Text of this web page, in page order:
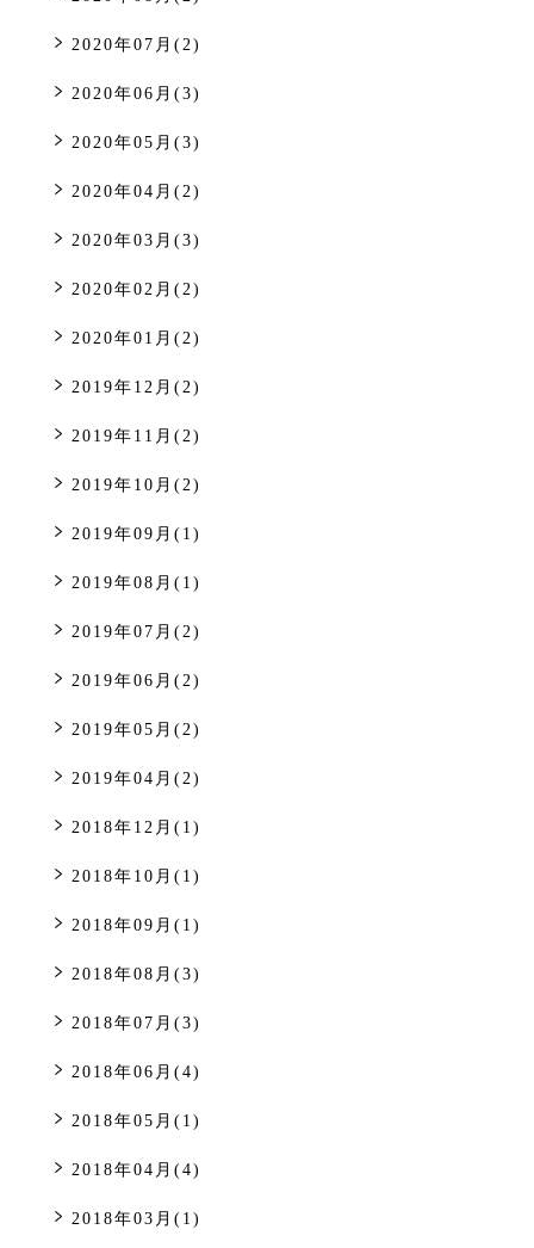
2020年07月(2)
2020年06月(3)
2020年05月(3)
2020年04月(2)
2020年03月(3)
2020年02月(2)
2020年01月(2)
2019年12月(2)
2019年11月(2)
2019年10月(2)
2019年09月(1)
2019年08月(1)
2019年07月(2)
2019年06月(2)
2019年05月(2)
2019年04月(2)
2018年12月(1)
2018年10月(1)
2018年09月(1)
2018年08月(3)
2018年07月(3)
2018年06月(4)
2018年05月(1)
2018年04月(4)
2018年03月(1)